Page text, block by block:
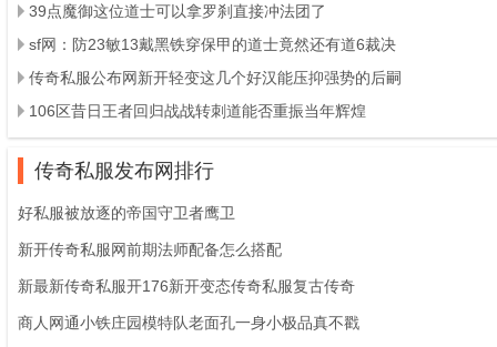
39点魔御这位道士可以拿罗刹直接冲法团了
sf网：防23敏13戴黑铁穿保甲的道士竟然还有道6裁决
传奇私服公布网新开轻变这几个好汉能压抑强势的后嗣
106区昔日王者回归战战转刺道能否重振当年辉煌
传奇私服发布网排行
好私服被放逐的帝国守卫者鹰卫
新开传奇私服网前期法师配备怎么搭配
新最新传奇私服开176新开变态传奇私服复古传奇
商人网通小铁庄园模特队老面孔一身小极品真不戳